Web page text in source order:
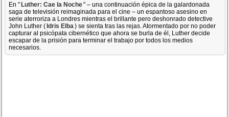
En "Luther: Cae la Noche" – una continuación épica de la galardonada
saga de televisión reimaginada para el cine – un espantoso asesino en
serie aterroriza a Londres mientras el brillante pero deshonrado detective
John Luther (Idris Elba) se sienta tras las rejas. Atormentado por no poder
capturar al psicópata cibernético que ahora se burla de él, Luther decide
escapar de la prisión para terminar el trabajo por todos los medios
necesarios.